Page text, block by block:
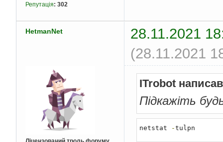
Репутація: 302
HetmanNet
28.11.2021
(28.11.2021
ITrobot
Підкажіть
netstat -tulpn